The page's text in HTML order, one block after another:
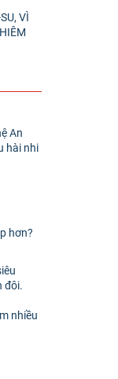
VÌ
An
hài nhi
hơn?
đôi.
nhiều